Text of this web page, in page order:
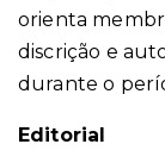
orienta
discrição e
durante o
Editorial